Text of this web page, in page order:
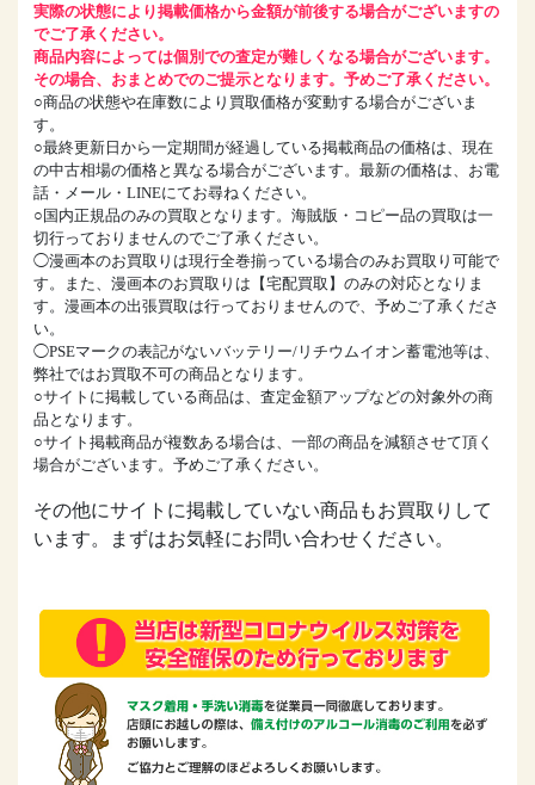
実際の状態により掲載価格から金額が前後する場合がございますの
でご了承ください。
商品内容によっては個別での査定が難しくなる場合がございます。
その場合、おまとめでのご提示となります。予めご了承ください。
○商品の状態や在庫数により買取価格が変動する場合がございま
す。
○最終更新日から一定期間が経過している掲載商品の価格は、現在
の中古相場の価格と異なる場合がございます。最新の価格は、お電
話・メール・LINEにてお尋ねください。
○国内正規品のみの買取となります。海賊版・コピー品の買取は一
切行っておりませんのでご了承ください。
◯漫画本のお買取りは現行全巻揃っている場合のみお買取り可能で
す。また、漫画本のお買取りは【宅配買取】のみの対応となりま
す。漫画本の出張買取は行っておりませんので、予めご了承くださ
い。
◯PSEマークの表記がないバッテリー/リチウムイオン蓄電池等は、
弊社ではお買取不可の商品となります。
○サイトに掲載している商品は、査定金額アップなどの対象外の商
品となります。
○サイト掲載商品が複数ある場合は、一部の商品を減額させて頂く
場合がございます。予めご了承ください。
その他にサイトに掲載していない商品もお買取りして
います。まずはお気軽にお問い合わせください。